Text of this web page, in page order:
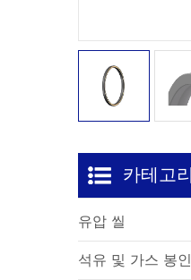
카테고리
유압 씰
석유 및 가스 봉인